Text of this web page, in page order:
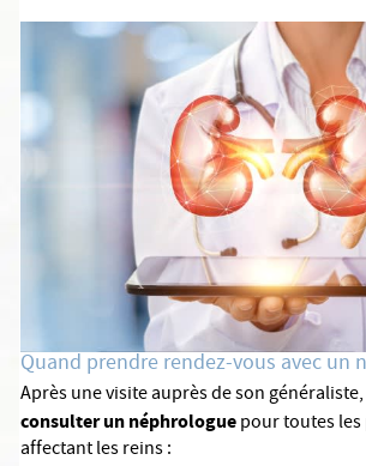
Quand prendre rendez-vous avec un
Après une visite auprès de son
consulter un néphrologuepour toutes
affectant les reins :